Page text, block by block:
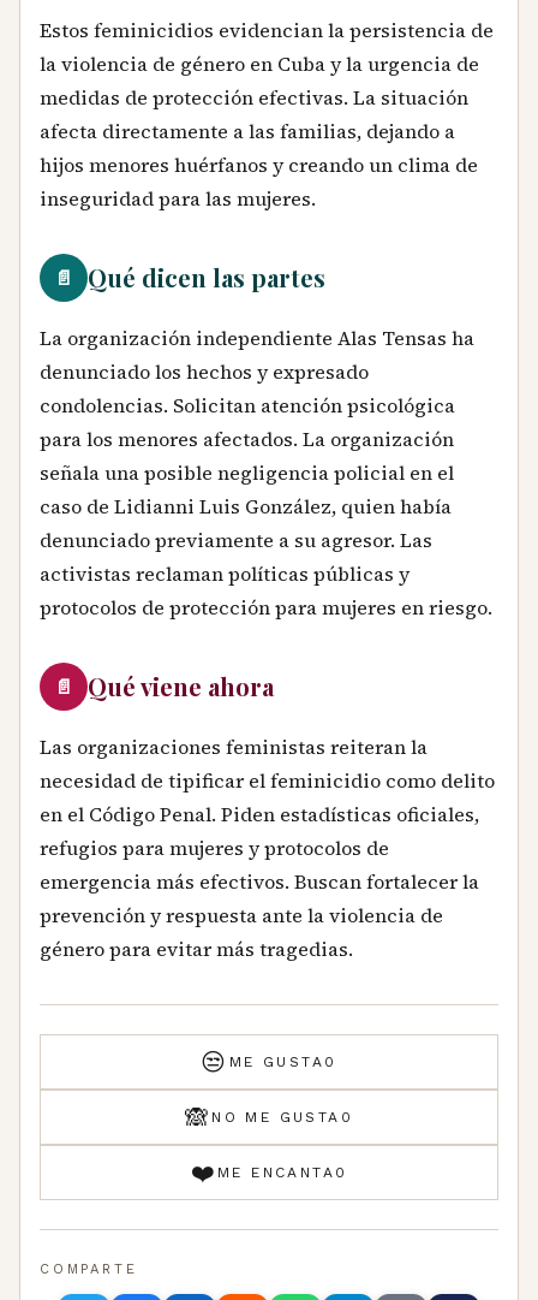
Estos feminicidios evidencian la persistencia de
la violencia de género en Cuba y la urgencia de
medidas de protección efectivas. La situación
afecta directamente a las familias, dejando a
hijos menores huérfanos y creando un clima de
inseguridad para las mujeres.
📄 Qué dicen las partes
La organización independiente Alas Tensas ha
denunciado los hechos y expresado
condolencias. Solicitan atención psicológica
para los menores afectados. La organización
señala una posible negligencia policial en el
caso de Lidianni Luis González, quien había
denunciado previamente a su agresor. Las
activistas reclaman políticas públicas y
protocolos de protección para mujeres en riesgo.
📄 Qué viene ahora
Las organizaciones feministas reiteran la
necesidad de tipificar el feminicidio como delito
en el Código Penal. Piden estadísticas oficiales,
refugios para mujeres y protocolos de
emergencia más efectivos. Buscan fortalecer la
prevención y respuesta ante la violencia de
género para evitar más tragedias.
😒 ME GUSTA 0
🙈 NO ME GUSTA 0
❤️ ME ENCANTA 0
COMPARTE